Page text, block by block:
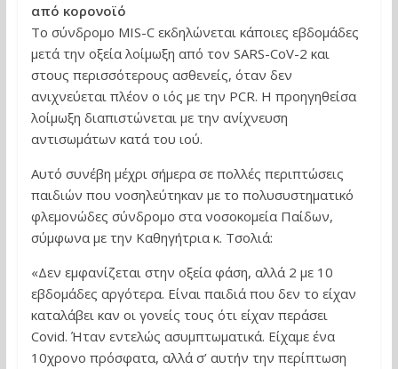
από κορονοϊό
Τo σύνδρομο MIS-C εκδηλώνεται κάποιες εβδομάδες
μετά την οξεία λοίμωξη από τον SARS-CoV-2 και
στους περισσότερους ασθενείς, όταν δεν
ανιχνεύεται πλέον ο ιός με την PCR. Η προηγηθείσα
λοίμωξη διαπιστώνεται με την ανίχνευση
αντισωμάτων κατά του ιού.
Αυτό συνέβη μέχρι σήμερα σε πολλές περιπτώσεις
παιδιών που νοσηλεύτηκαν με το πολυσυστηματικό
φλεμονώδες σύνδρομο στα νοσοκομεία Παίδων,
σύμφωνα με την Καθηγήτρια κ. Τσολιά:
«Δεν εμφανίζεται στην οξεία φάση, αλλά 2 με 10
εβδομάδες αργότερα. Είναι παιδιά που δεν το είχαν
καταλάβει καν οι γονείς τους ότι είχαν περάσει
Covid. Ήταν εντελώς ασυμπτωματικά. Είχαμε ένα
10χρονο πρόσφατα, αλλά σ’ αυτήν την περίπτωση